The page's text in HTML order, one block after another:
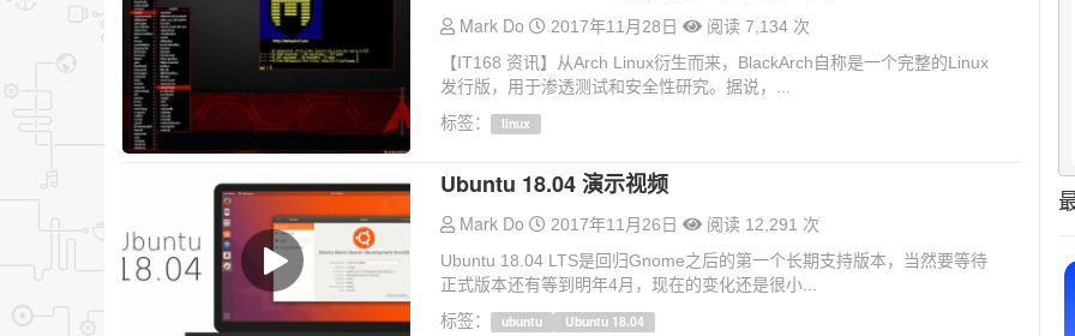
Mark Do 2017年11月28日
阅读 7,134 次
【IT168 资讯】从Arch Linux衍生而来，BlackArch自称是一个完整的Linux
发行版，用于渗透测试和安全性研究。据说，...
标签：
linux
Ubuntu 18.04 演示视频
Mark Do 2017年11月26日
阅读 12,291 次
Ubuntu 18.04 LTS是回归Gnome之后的第一个长期支持版本，当然要等待
正式版本还有等到明年4月，现在的变化还是很小...
标签：
ubuntu Ubuntu 18.04